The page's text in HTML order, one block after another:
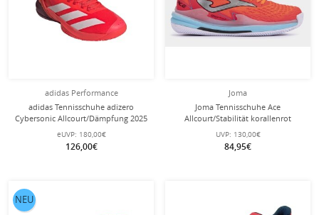
adidas Performance
adidas Tennisschuhe adizero
Cybersonic Allcourt/Dämpfung 2025
rot Herren
eUVP: 180,00€
126,00€
Joma
Joma Tennisschuhe Ace
Allcourt/Stabilität korallenrot
Damen
UVP: 130,00€
84,95€
NEU